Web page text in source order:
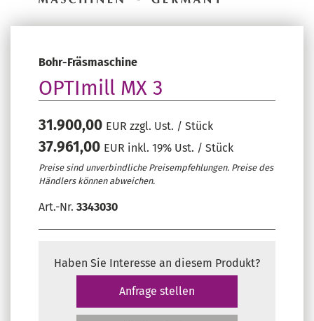
Bohr-Fräsmaschine
OPTImill MX 3
31.900,00 EUR zzgl. Ust. / Stück
37.961,00 EUR inkl. 19% Ust. / Stück
Preise sind unverbindliche Preisempfehlungen. Preise des
Händlers können abweichen.
Art.-Nr. 3343030
Haben Sie Interesse an diesem Produkt?
Anfrage stellen